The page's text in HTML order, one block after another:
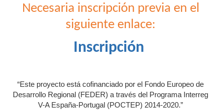
Necesaria inscripción previa en el
siguiente enlace:
Inscripción
“Este proyecto está cofinanciado por el Fondo Europeo de
Desarrollo Regional (FEDER) a través del Programa Interreg
V-A España-Portugal (POCTEP) 2014-2020.”